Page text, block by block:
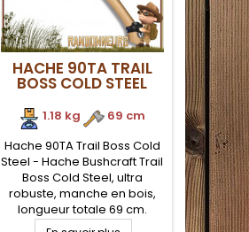
HACHE 90TA TRAIL
BOSS COLD STEEL
1.18 kg
69 cm
Hache 90TA Trail Boss Cold
Steel - Hache Bushcraft Trail
Boss Cold Steel, ultra
robuste, manche en bois,
longueur totale 69 cm.
Hache Cold Steel Trail Boss